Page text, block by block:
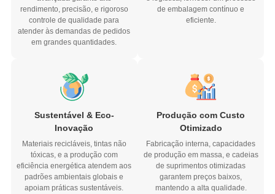
rendimento, precisão, e rigoroso
controle de qualidade para
atender às demandas de pedidos
em grandes quantidades.
de embalagem contínuo e
eficiente.
Sustentável & Eco-
Inovação
Materiais recicláveis, tintas não
tóxicas, e a produção com
eficiência energética atendem aos
padrões ambientais globais e
apoiam práticas sustentáveis.
Produção com Custo
Otimizado
Fabricação interna, capacidades
de produção em massa, e cadeias
de suprimentos otimizadas
garantem preços baixos,
mantendo a alta qualidade.